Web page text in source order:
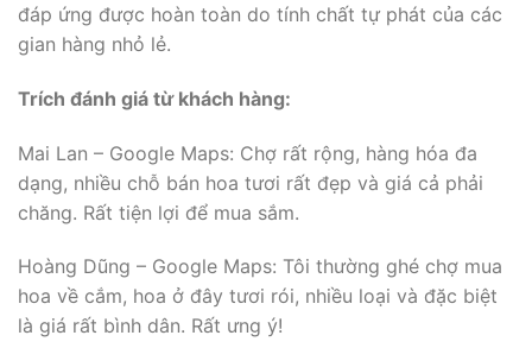
đáp ứng được hoàn toàn do tính chất tự phát của các
gian hàng nhỏ lẻ.
Trích đánh giá từ khách hàng:
Mai Lan – Google Maps: Chợ rất rộng, hàng hóa đa
dạng, nhiều chỗ bán hoa tươi rất đẹp và giá cả phải
chăng. Rất tiện lợi để mua sắm.
Hoàng Dũng – Google Maps: Tôi thường ghé chợ mua
hoa về cắm, hoa ở đây tươi rói, nhiều loại và đặc biệt
là giá rất bình dân. Rất ưng ý!